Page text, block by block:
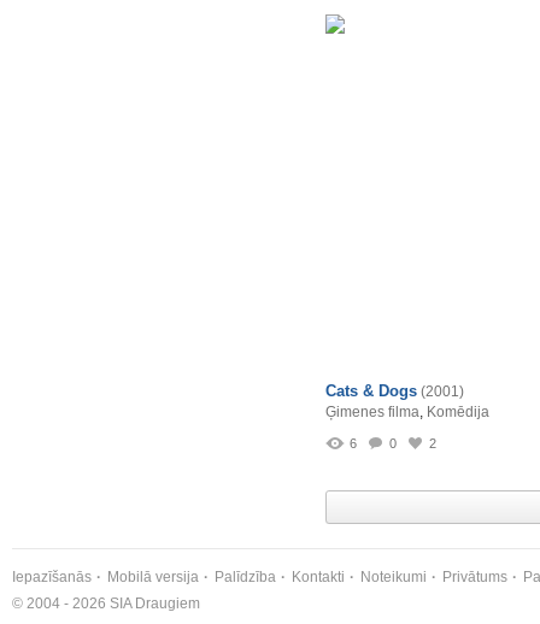
Cats & Dogs (2001)
Ģimenes filma, Komēdija
6 0 2
Iepazīšanās Mobilā versija Palīdzība Kontakti Noteikumi Privātums
© 2004 - 2026 SIA Draugiem